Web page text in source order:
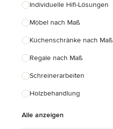
Individuelle Hifi-Lösungen
Möbel nach Maß
Küchenschränke nach Maß
Regale nach Maß
Schreinerarbeiten
Holzbehandlung
Alle anzeigen